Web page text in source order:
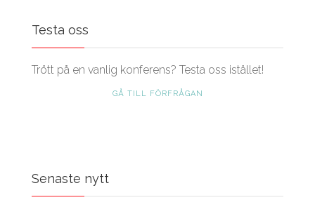
Testa oss
Trött på en vanlig konferens? Testa oss istället!
GÅ TILL FÖRFRÅGAN
Senaste nytt